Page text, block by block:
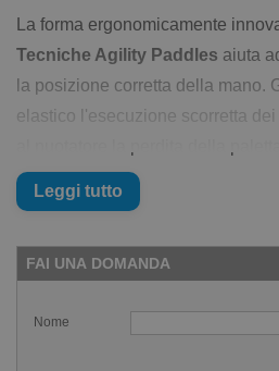
La forma ergonomicamente
Tecniche Agility Paddles aiuta
la posizione corretta della mano.
elastico l'esecuzione scorretta
Consiglio Swimmershop
prodotto:Palette Senza Elastico,
migliorata delle palette Agility, se
leggere la descrizione del
Leggi tutto
FAI UNA DOMANDA
Nome